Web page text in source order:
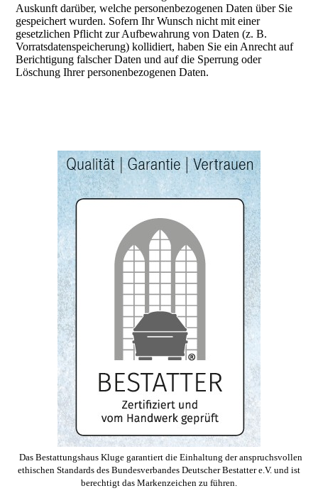
Auskunft darüber, welche personenbezogenen Daten über Sie
gespeichert wurden. Sofern Ihr Wunsch nicht mit einer
gesetzlichen Pflicht zur Aufbewahrung von Daten (z. B.
Vorratsdatenspeicherung) kollidiert, haben Sie ein Anrecht auf
Berichtigung falscher Daten und auf die Sperrung oder
Löschung Ihrer personenbezogenen Daten.
Das Bestattungshaus Kluge garantiert die Einhaltung der anspruchsvollen
ethischen Standards des Bundesverbandes Deutscher Bestatter e.V. und ist
berechtigt das Markenzeichen zu führen.